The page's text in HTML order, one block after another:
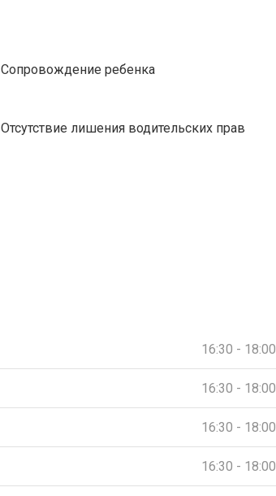
Сопровождение ребенка
Отсутствие лишения водительских прав
16:30 - 18:00
16:30 - 18:00
16:30 - 18:00
16:30 - 18:00